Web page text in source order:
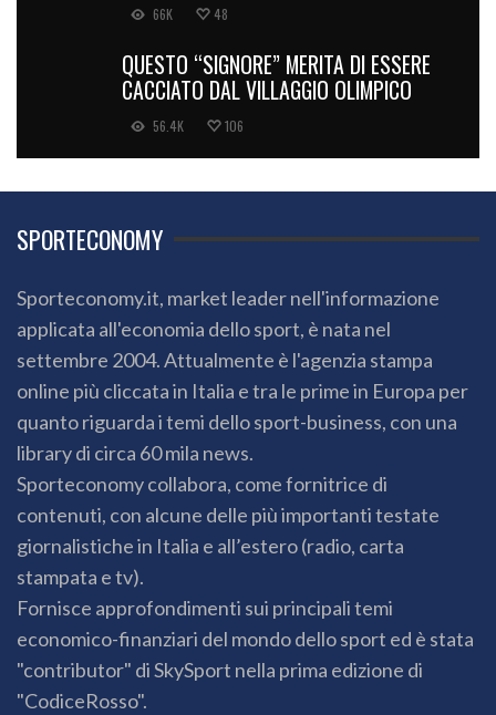
66K 48
QUESTO “SIGNORE” MERITA DI ESSERE
CACCIATO DAL VILLAGGIO OLIMPICO
56.4K 106
SPORTECONOMY
Sporteconomy.it, market leader nell'informazione
applicata all'economia dello sport, è nata nel
settembre 2004. Attualmente è l'agenzia stampa
online più cliccata in Italia e tra le prime in Europa per
quanto riguarda i temi dello sport-business, con una
library di circa 60 mila news.
Sporteconomy collabora, come fornitrice di
contenuti, con alcune delle più importanti testate
giornalistiche in Italia e all’estero (radio, carta
stampata e tv).
Fornisce approfondimenti sui principali temi
economico-finanziari del mondo dello sport ed è stata
"contributor" di SkySport nella prima edizione di
"CodiceRosso".